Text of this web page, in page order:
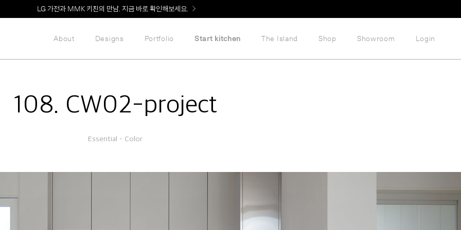
Welcome! 신규 회원가입 시 MMK Shop Coupon (총 60만원) 지급
About Designs Portfolio Start kitchen The Island Shop Showroom Login
108. CW02-project
Essential – Color